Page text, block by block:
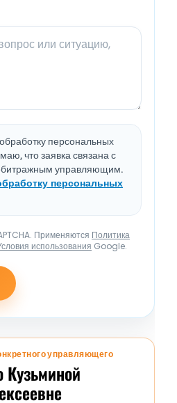
персональных
что заявка связана с
управляющим.
персональных
Применяются Политика
использования Google.
управляющего